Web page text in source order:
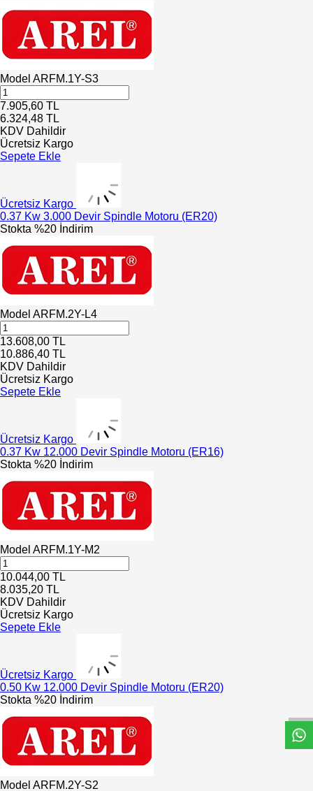
Model ARFM.1Y-S3
7.905,60 TL
6.324,48 TL
KDV Dahildir
Ücretsiz Kargo
Sepete Ekle
Ücretsiz Kargo
0.37 Kw 3.000 Devir Spindle Motoru (ER20)
Stokta %20 İndirim
Model ARFM.2Y-L4
13.608,00 TL
10.886,40 TL
KDV Dahildir
Ücretsiz Kargo
Sepete Ekle
Ücretsiz Kargo
0.37 Kw 12.000 Devir Spindle Motoru (ER16)
Stokta %20 İndirim
Model ARFM.1Y-M2
10.044,00 TL
8.035,20 TL
KDV Dahildir
Ücretsiz Kargo
Sepete Ekle
Ücretsiz Kargo
0.50 Kw 12.000 Devir Spindle Motoru (ER20)
Stokta %20 İndirim
Model ARFM.2Y-S2